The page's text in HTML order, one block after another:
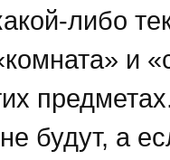
либо
и
будут, а